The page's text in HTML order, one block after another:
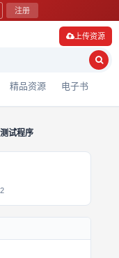
注册
精品资源 电子书
上传资源
试程序